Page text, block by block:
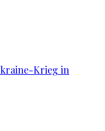
Krieg in